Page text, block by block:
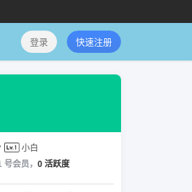
登录 快速注册
小白
号会员，0 活跃度